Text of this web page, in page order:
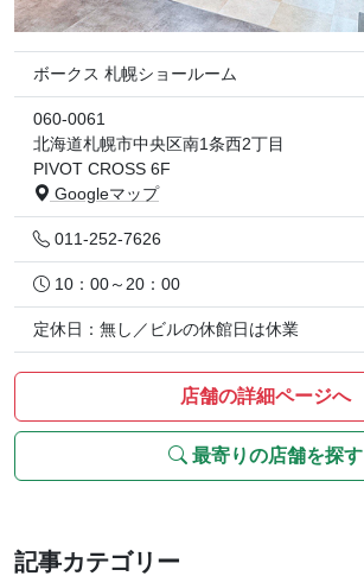
ボークス 札幌ショールーム
060-0061
北海道札幌市中央区南1条西2丁目
PIVOT CROSS 6F
Googleマップ
011-252-7626
10：00～20：00
定休日：無し／ビルの休館日は休業
店舗の詳細ページへ
最寄りの店舗を探す
記事カテゴリー